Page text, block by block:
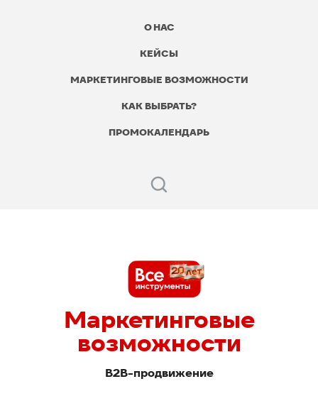
О НАС
КЕЙСЫ
МАРКЕТИНГОВЫЕ ВОЗМОЖНОСТИ
КАК ВЫБРАТЬ?
ПРОМОКАЛЕНДАРЬ
В2В-продвижение
Маркетинговые
возможности